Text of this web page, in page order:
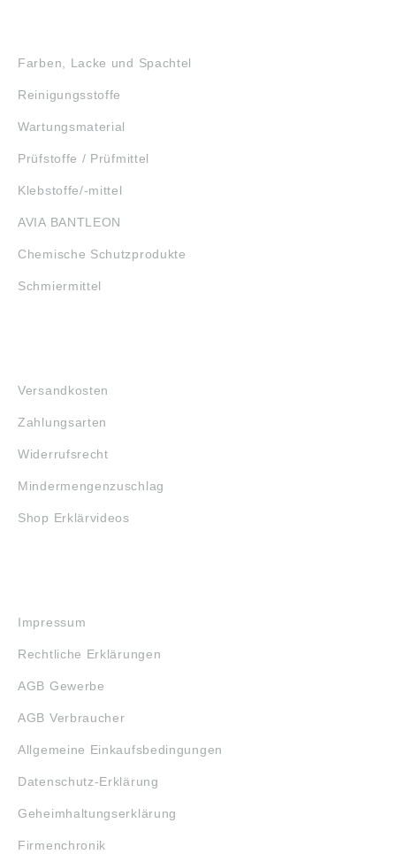
Farben, Lacke und Spachtel
Reinigungsstoffe
Wartungsmaterial
Prüfstoffe / Prüfmittel
Klebstoffe/-mittel
AVIA BANTLEON
Chemische Schutzprodukte
Schmiermittel
Versandkosten
Zahlungsarten
Widerrufsrecht
Mindermengenzuschlag
Shop Erklärvideos
Impressum
Rechtliche Erklärungen
AGB Gewerbe
AGB Verbraucher
Allgemeine Einkaufsbedingungen
Datenschutz-Erklärung
Geheimhaltungserklärung
Firmenchronik